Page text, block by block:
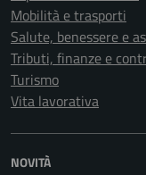
Mobilità e trasporti
Salute, benessere e
Tributi, finanze e
Turismo
Vita lavorativa
NOVITÀ